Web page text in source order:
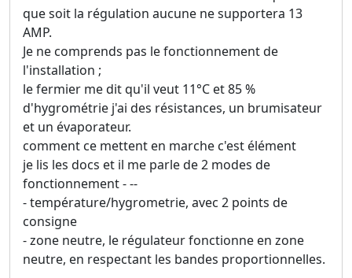
que soit la régulation aucune ne supportera 13
AMP.
Je ne comprends pas le fonctionnement de
l'installation ;
le fermier me dit qu'il veut 11°C et 85 %
d'hygrométrie j'ai des résistances, un brumisateur
et un évaporateur.
comment ce mettent en marche c'est élément
je lis les docs et il me parle de 2 modes de
fonctionnement - --
- température/hygrometrie, avec 2 points de
consigne
- zone neutre, le régulateur fonctionne en zone
neutre, en respectant les bandes proportionnelles.